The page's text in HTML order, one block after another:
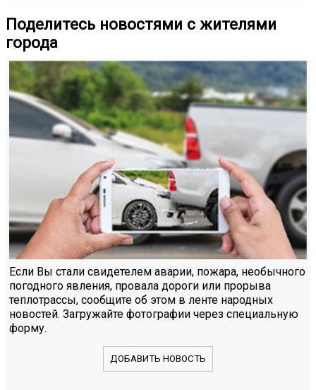
Поделитесь новостями с жителями
города
Если Вы стали свидетелем аварии, пожара, необычного
погодного явления, провала дороги или прорыва
теплотрассы, сообщите об этом в ленте народных
новостей. Загружайте фотографии через специальную
форму.
ДОБАВИТЬ НОВОСТЬ